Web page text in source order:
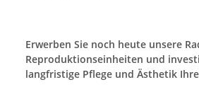
Erwerben Sie noch heute unsere
Reproduktionseinheiten und
langfristige Pflege und Ästhetik